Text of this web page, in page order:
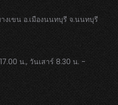
งเขน อ.เมืองนนทบุรี จ.นนทบุรี
น., วันเสาร์ 8.30 น. -